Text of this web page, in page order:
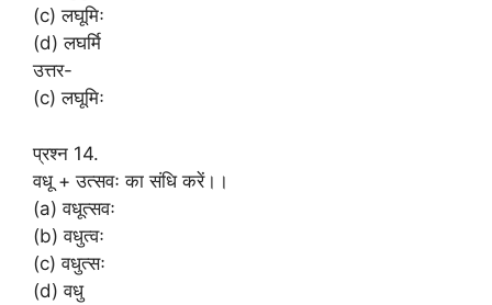
(c) लघूमिः
(d) लघर्मि
उत्तर-
(c) लघूमिः
प्रश्न 14.
वधू + उत्सवः का संधि करें।।
(a) वधूत्सवः
(b) वधुत्वः
(c) वधुत्सः
(d) वधु